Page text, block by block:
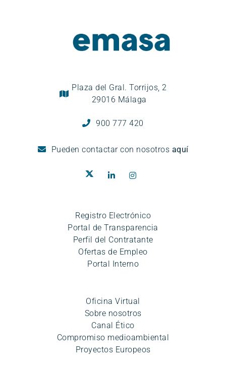
Plaza del Gral. Torrijos, 2
29016 Málaga
900 777 420
Pueden contactar con nosotros aquí
Registro Electrónico
Portal de Transparencia
Perfil del Contratante
Ofertas de Empleo
Portal Interno
Oficina Virtual
Sobre nosotros
Canal Ético
Compromiso medioambiental
Proyectos Europeos